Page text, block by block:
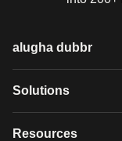
alugha dubbr
Overview
Solutions
GDPR video hosting
Resources